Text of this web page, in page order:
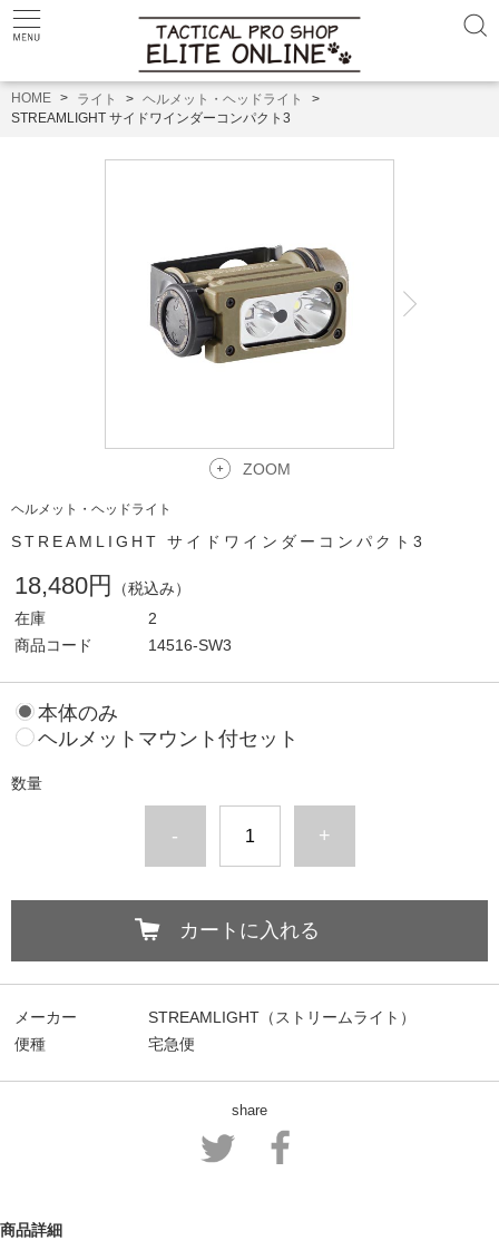
HOME ライト
ヘルメット・ヘッドライト
STREAMLIGHT サイドワインダーコンパクト3
ZOOM
ヘルメット・ヘッドライト
STREAMLIGHT サイドワインダーコンパクト3
18,480円
（税込み）
在庫
2
商品コード
14516-SW3
本体のみ
ヘルメットマウント付セット
数量
- +
カートに入れる
メーカー
STREAMLIGHT（ストリームライト）
便種
宅急便
share
商品詳細